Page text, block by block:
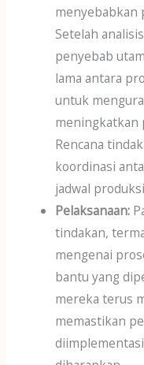
menyebabkan
Setelah
penyebab
lama antara
untuk
meningkatkan
Rencana
koordinasi
jadwal
Pelaksanaan:
tindakan,
mengenai
bantu yang
mereka terus
memastikan